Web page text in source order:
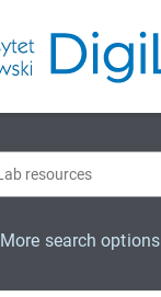
More search options